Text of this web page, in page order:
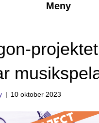
Meny
| 10 oktober 2023